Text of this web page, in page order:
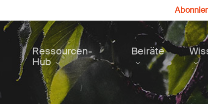
Ressourcen-
Hub
Beiräte